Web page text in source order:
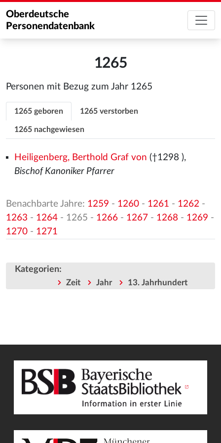
Oberdeutsche
Personendatenbank
1265
Personen mit Bezug zum Jahr 1265
1265 geboren 1265 verstorben
1265 nachgewiesen
Heiligenberg, Berthold Graf von (†1298 ),
Bischof Kanoniker Pfarrer
Benachbarte Jahre: 1259 - 1260 - 1261 - 1262 -
1263 - 1264 - 1265 - 1266 - 1267 - 1268 - 1269 -
1270 - 1271
Kategorien:
Zeit Jahr 13. Jahrhundert